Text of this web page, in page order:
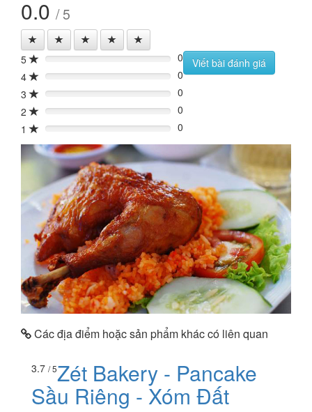
0.0 / 5
5 0%
0
4
0%
0
3
0%
0
2
0%
0
1
0% 0
Viết bài đánh giá
Các địa điểm hoặc sản phẩm khác có liên quan
3.7 / 5Zét Bakery - Pancake
Sầu Riêng - Xóm Đất